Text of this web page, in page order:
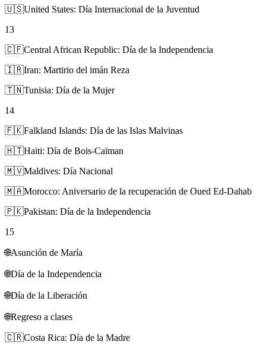
🇺🇸United States: Día Internacional de la Juventud
13
🇨🇫Central African Republic: Día de la Independencia
🇮🇷Iran: Martirio del imán Reza
🇹🇳Tunisia: Día de la Mujer
14
🇫🇰Falkland Islands: Día de las Islas Malvinas
🇭🇹Haiti: Día de Bois-Caïman
🇲🇻Maldives: Día Nacional
🇲🇦Morocco: Aniversario de la recuperación de Oued Ed-Dahab
🇵🇰Pakistan: Día de la Independencia
15
🌐Asunción de María
🌐Día de la Independencia
🌐Día de la Liberación
🌐Regreso a clases
🇨🇷Costa Rica: Día de la Madre